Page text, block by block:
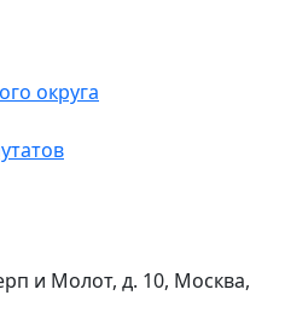
округа
и Молот, д. 10, Москва,